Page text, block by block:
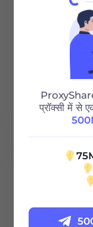
24/7
प्रॉक्सी में से